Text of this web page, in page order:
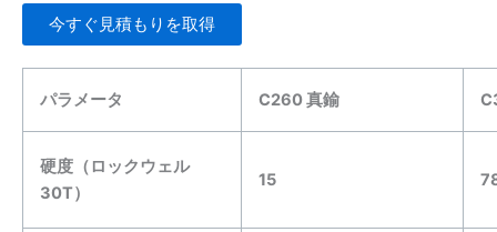
今すぐ見積もりを取得
パラメータ C260 真鍮
硬度（ロックウェル
30T）
15